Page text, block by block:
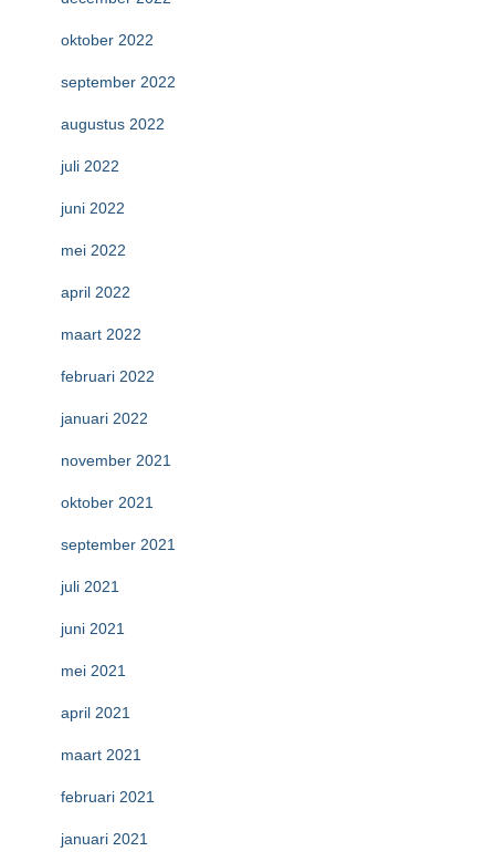
oktober 2022
september 2022
augustus 2022
juli 2022
juni 2022
mei 2022
april 2022
maart 2022
februari 2022
januari 2022
november 2021
oktober 2021
september 2021
juli 2021
juni 2021
mei 2021
april 2021
maart 2021
februari 2021
januari 2021